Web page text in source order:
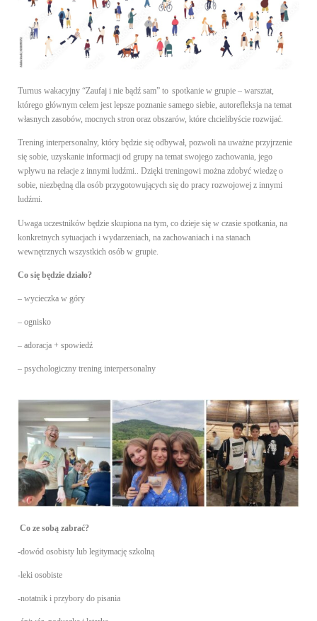
Turnus wakacyjny “Zaufaj i nie bądź sam” to spotkanie w grupie – warsztat,
którego głównym celem jest lepsze poznanie samego siebie, autorefleksja na temat
własnych zasobów, mocnych stron oraz obszarów, które chcielibyście rozwijać.
Trening interpersonalny, który będzie się odbywał, pozwoli na uważne przyjrzenie
się sobie, uzyskanie informacji od grupy na temat swojego zachowania, jego
wpływu na relacje z innymi ludźmi.. Dzięki treningowi można zdobyć wiedzę o
sobie, niezbędną dla osób przygotowujących się do pracy rozwojowej z innymi
ludźmi.
Uwaga uczestników będzie skupiona na tym, co dzieje się w czasie spotkania, na
konkretnych sytuacjach i wydarzeniach, na zachowaniach i na stanach
wewnętrznych wszystkich osób w grupie.
Co się będzie działo?
– wycieczka w góry
– ognisko
– adoracja + spowiedź
– psychologiczny trening interpersonalny
Co ze sobą zabrać?
-dowód osobisty lub legitymację szkolną
-leki osobiste
-notatnik i przybory do pisania